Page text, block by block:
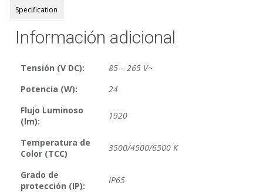
Specification
Información adicional
Tensión (V DC):
85 – 265 V~
Potencia (W):
24
Flujo Luminoso
(lm):
1920
Temperatura de
Color (TCC)
3500/4500/6500 K
Grado de
protección (IP):
IP65